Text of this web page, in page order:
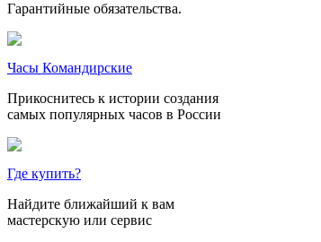
Гарантийные обязательства.
Часы Командирские
Прикоснитесь к истории создания
самых популярных часов в России
Где купить?
Найдите ближайший к вам
мастерскую или сервис